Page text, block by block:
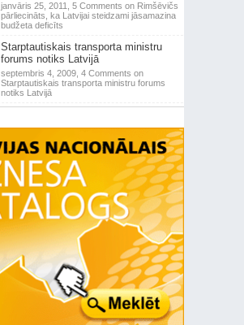
janvāris 25, 2011, 5 Comments on Rimšēvičs
pārliecināts, ka Latvijai steidzami jāsamazina
budžeta deficīts
Starptautiskais transporta ministru
forums notiks Latvijā
septembris 4, 2009, 4 Comments on
Starptautiskais transporta ministru forums
notiks Latvijā